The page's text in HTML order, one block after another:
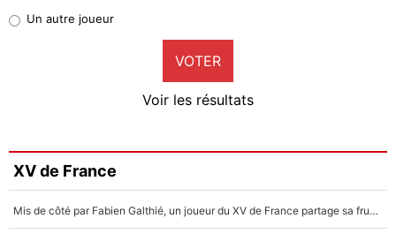
9%
Faris Moumbagna
4%
Un autre joueur
Un autre joueur
VOTER
Voir les résultats
XV de France
Mis de côté par Fabien Galthié, un joueur du XV de France partage sa frustration : «ils ne me l’ont pas dit tout de suite»